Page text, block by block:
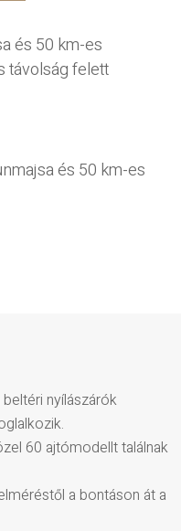
és 50 km-es
távolság felett
és 50 km-es
nyílászárók
60 ajtómodellt találnak
a bontáson át a